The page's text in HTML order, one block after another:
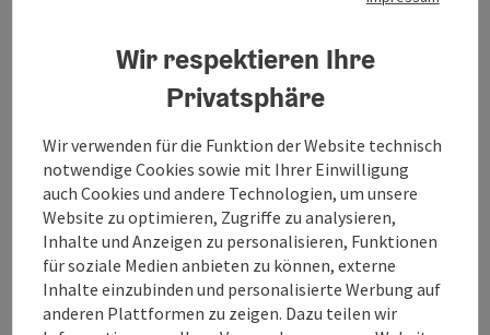
Für die einen ist genau dieser Scheffelblick
das Atemberaubende, für die anderen das
Steilstück des Wanderweges, an dem es sich
bei einem großartigen Blick über den
türkisblaugrünen Wolfgangsee besonders
gut durchatmen lässt.
Wir respektieren Ihre
Privatsphäre
Wir verwenden für die Funktion der Website technisch
notwendige Cookies sowie mit Ihrer Einwilligung
auch Cookies und andere Technologien, um unsere
Website zu optimieren, Zugriffe zu analysieren,
Inhalte und Anzeigen zu personalisieren, Funktionen
für soziale Medien anbieten zu können, externe
Inhalte einzubinden und personalisierte Werbung auf
anderen Plattformen zu zeigen. Dazu teilen wir